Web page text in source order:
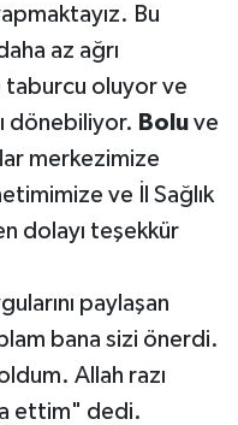
Bu
az ağrı
taburcu oluyor ve
dönebiliyor. Boluve
merkezimize
ve İl Sağlık
dolayı teşekkür
paylaşan
bana sizi önerdi.
Allah razı
ettim" dedi.